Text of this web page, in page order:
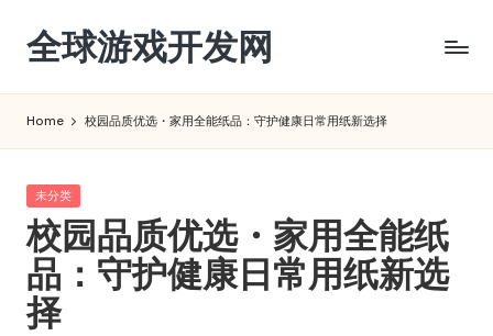
Skip
content
全球游戏开发网
Home 校园品质优选・家用全能纸品：守护健康日常用纸新选择
Posted
in
未分类
校园品质优选・家用全能纸
品：守护健康日常用纸新选
择